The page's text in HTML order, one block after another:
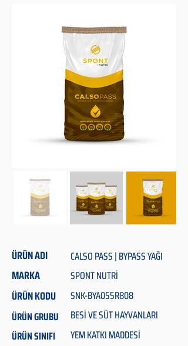
ÜRÜN ADI CALSO PASS | BYPASS YAĞI
MARKA SPONT NUTRİ
ÜRÜN KODU
SNK-BYA055R808
ÜRÜN GRUBU
BESİ VE SÜT HAYVANLARI
ÜRÜN SINIFI
YEM KATKI MADDESİ